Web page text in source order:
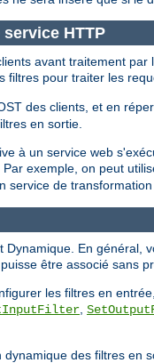
HTTP
avant traitement
filtres pour traiter les
des clients, et en
en sortie.
à un service web
exemple, on peut
service de
En
être associé sans
les filtres en
des filtres en